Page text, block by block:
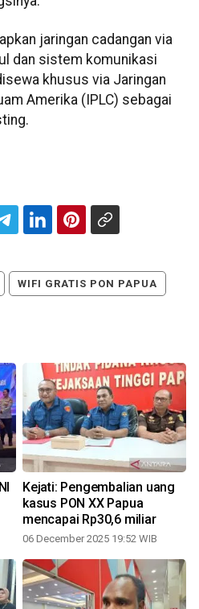
jaringan cadangan via
dan sistem komunikasi
khusus via Jaringan
Amerika (IPLC) sebagai
WIFI GRATIS PON PAPUA
Kejati: Pengembalian uang
kasus PON XX Papua
mencapai Rp30,6 miliar
06 December 2025 19:52 WIB